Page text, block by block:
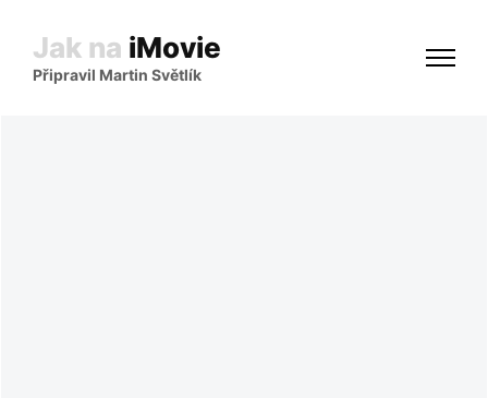
Jak na iMovie
Připravil Martin Světlík